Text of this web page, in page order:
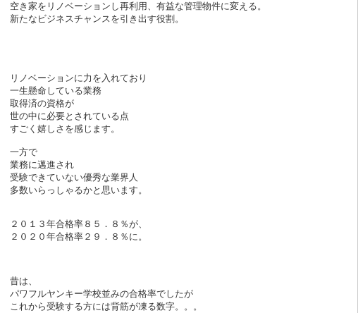
空き家をリノベーションし再利用、有益な管理物件に変える。
新たなビジネスチャンスを引き出す役割。
リノベーションに力を入れており
一生懸命している業務
取得済の資格が
世の中に必要とされている点
すごく嬉しさを感じます。
一方で
業務に邁進され
受験できていない優秀な業界人
多数いらっしゃるかと思います。
２０１３年合格率８５．８％が、
２０２０年合格率２９．８％に。
昔は、
パワフルヤンキー学校並みの合格率でしたが
これから受験する方には背筋が凍る数字。。。